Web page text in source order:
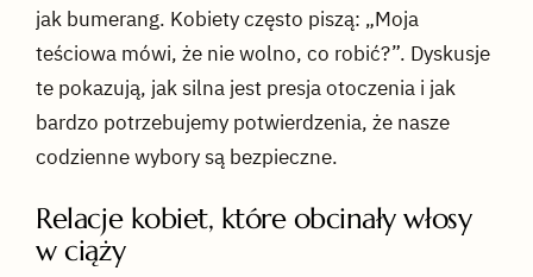
jak bumerang. Kobiety często piszą: „Moja
teściowa mówi, że nie wolno, co robić?”. Dyskusje
te pokazują, jak silna jest presja otoczenia i jak
bardzo potrzebujemy potwierdzenia, że nasze
codzienne wybory są bezpieczne.
Relacje kobiet, które obcinały włosy
w ciąży